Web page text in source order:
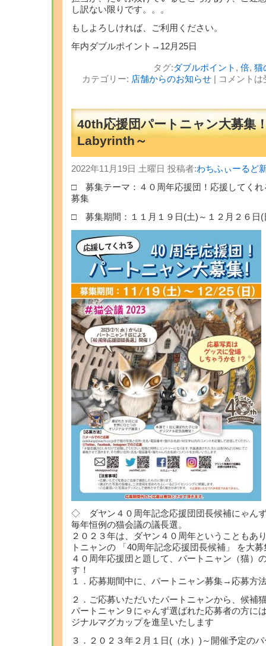
し訳ない限りです。。。
もしよろしければ、ご利用ください。
年内ダブルポイント→12月25日
タグ:ダブルポイント , 倍, 猫
カテゴリー: 店舗からのお知らせ| コメント
40th応援団パートニャン大募集
Labyrinth～
2022年11月19日 土曜日 投稿者:わちふぃーるど
□ 募集テーマ：４０周年応援団！応援してくれ
募集
□ 募集期間：１１月１９日(土)～１２月２６日(
◇ ダヤン４０周年記念応援団団長候補にゃん
毎年恒例の猫会議の議長選。
２０２３年は、ダヤン４０周年ということもあ
トニャンの 「40周年記念応援団長候補」 を大募
４０周年応援団と題して、パートニャン（猫）
す！
１．応募期間中に、パートニャン募集→応募方
２．ご応募いただいたパートニャンから、候補
パートニャン９にゃんず選ばれた応募者の方に
ジナルマグカップを進呈いたします
３．２０２３年２月１日(（水）)～開催予定の